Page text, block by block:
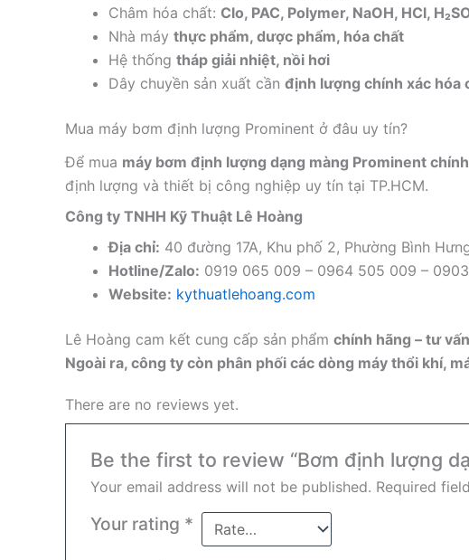
Châm hóa chất: Clo, PAC, Polymer, NaOH, HCl,
Nhà máy thực phẩm, dược phẩm, hóa chất
Hệ thống tháp giải nhiệt, nồi hơi
Dây chuyền sản xuất cần định lượng chính xác hóa
Mua máy bơm định lượng Prominent ở đâu uy tín?
Để mua máy bơm định lượng dạng màng Prominent
định lượng và thiết bị công nghiệp uy tín tại TP.HCM.
Công ty TNHH Kỹ Thuật Lê Hoàng
Địa chỉ: 40 đường 17A, Khu phố 2, Phường Bình
Hotline/Zalo: 0919 065 009 – 0964 505 009 –
Website: kythuatlehoang.com
Lê Hoàng cam kết cung cấp sản phẩm chính hãng – tư
Ngoài ra, công ty còn phân phối các dòng máy thổi khí,
There are no reviews yet.
Be the first to review “Bơm định lượng
Your email address will not be published. Required
Your rating *